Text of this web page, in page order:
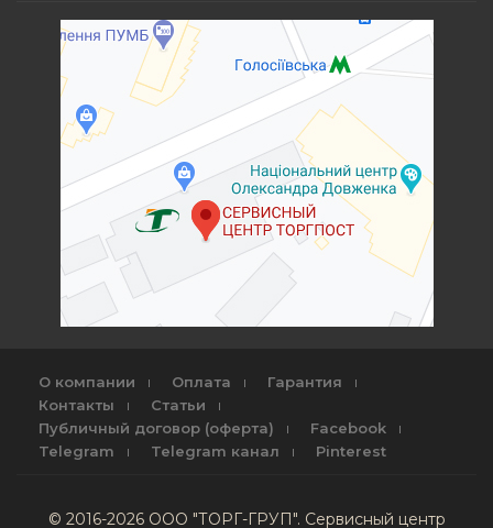
О компании Оплата
Гарантия
Контакты
Статьи
Публичный договор (оферта)
Facebook
Telegram
Telegram канал Pinterest
© 2016-2026 ООО "ТОРГ-ГРУП". Сервисный центр